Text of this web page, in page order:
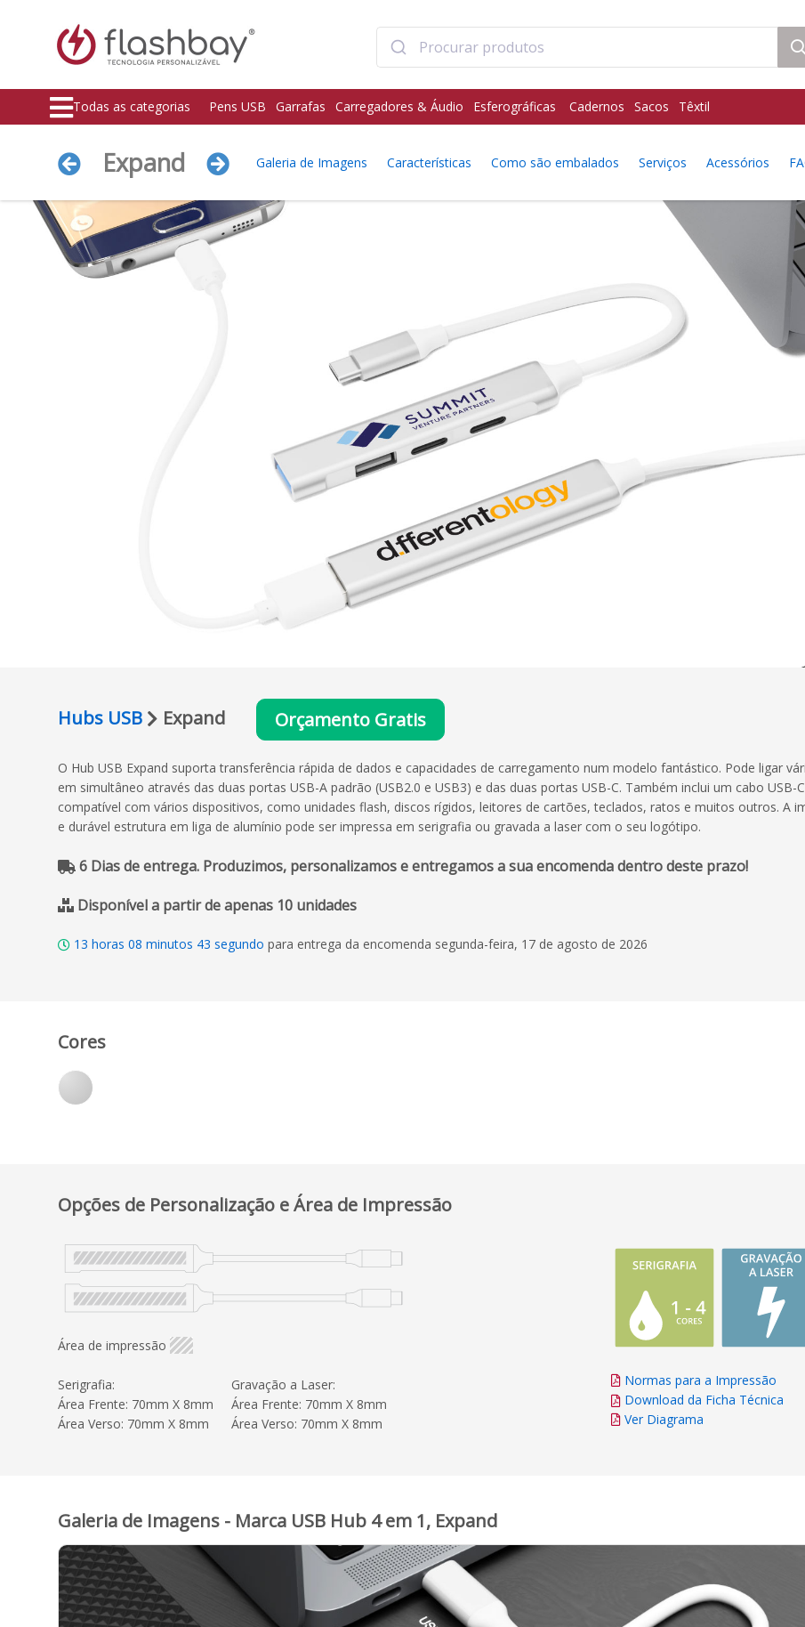
Todas as categorias Pens USB Garrafas Carregadores & Áudio Esferográficas Cadernos Sacos Têxtil
Expand Galeria de Imagens Características Como são embalados Serviços Acessórios
Hubs USB Expand Orçamento Gratis
O Hub USB Expand suporta transferência rápida de dados e capacidades de carregamento num modelo fantástico. Pode ligar
em simultâneo através das duas portas USB-A padrão (USB2.0 e USB3) e das duas portas USB-C. Também inclui um cabo USB-
compatível com vários dispositivos, como unidades flash, discos rígidos, leitores de cartões, teclados, ratos e muitos outros. A
e durável estrutura em liga de alumínio pode ser impressa em serigrafia ou gravada a laser com o seu logótipo.
6 Dias de entrega. Produzimos, personalizamos e entregamos a sua encomenda dentro deste prazo!
Disponível a partir de apenas 10 unidades
13 horas 08 minutos 42 segundo para entrega da encomenda segunda-feira, 17 de agosto de 2026
Cores
Opções de Personalização e Área de Impressão
Área de impressão
Serigrafia:
Área Frente: 70mm X 8mm
Área Verso: 70mm X 8mm
Gravação a Laser:
Área Frente: 70mm X 8mm
Área Verso: 70mm X 8mm
Normas para a Impressão
Download da Ficha Técnica
Ver Diagrama
Galeria de Imagens - Marca USB Hub 4 em 1, Expand